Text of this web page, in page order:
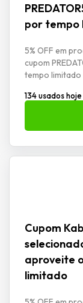
por tempo
5% OFF em
cupom
tempo limitado
134 usados hoje
Cupom
aproveite
limitado